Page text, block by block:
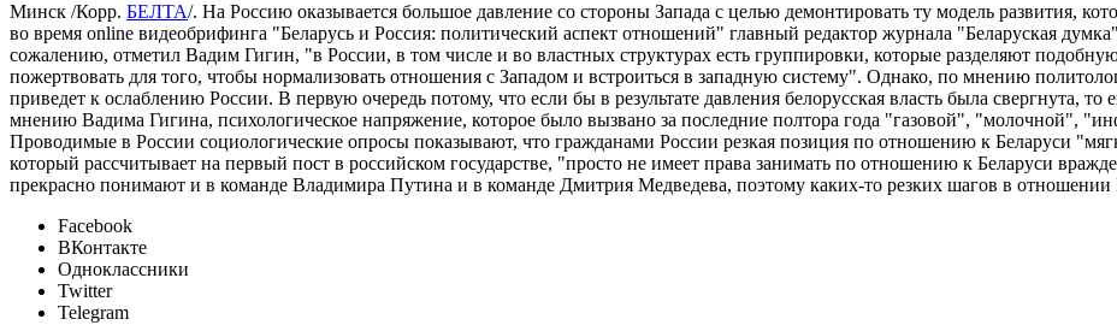
Минск /Корр. БЕЛТА/. На Россию оказывается большое давление со стороны Запада с целью демонтировать ту модель развития,
во время online видеобрифинга "Беларусь и Россия: политический аспект отношений" главный редактор журнала "Беларуская
сожалению, отметил Вадим Гигин, "в России, в том числе и во властных структурах есть группировки, которые разделяют
пожертвовать для того, чтобы нормализовать отношения с Западом и встроиться в западную систему". Однако, по мнению
приведет к ослаблению России. В первую очередь потому, что если бы в результате давления белорусская власть была свергнута,
мнению Вадима Гигина, психологическое напряжение, которое было вызвано за последние полтора года "газовой", "молочной",
Проводимые в России социологические опросы показывают, что гражданами России резкая позиция по отношению к Беларуси
который рассчитывает на первый пост в российском государстве, "просто не имеет права занимать по отношению к Беларуси
прекрасно понимают и в команде Владимира Путина и в команде Дмитрия Медведева, поэтому каких-то резких шагов в отношении
Facebook
ВКонтакте
Одноклассники
Twitter
Telegram